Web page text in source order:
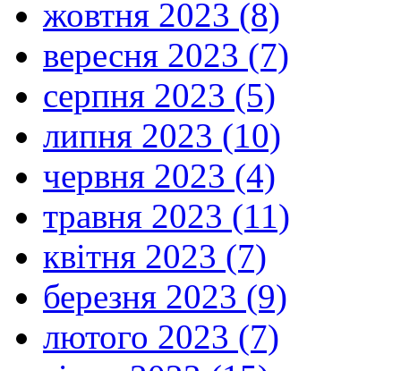
жовтня 2023 (8)
вересня 2023 (7)
серпня 2023 (5)
липня 2023 (10)
червня 2023 (4)
травня 2023 (11)
квітня 2023 (7)
березня 2023 (9)
лютого 2023 (7)